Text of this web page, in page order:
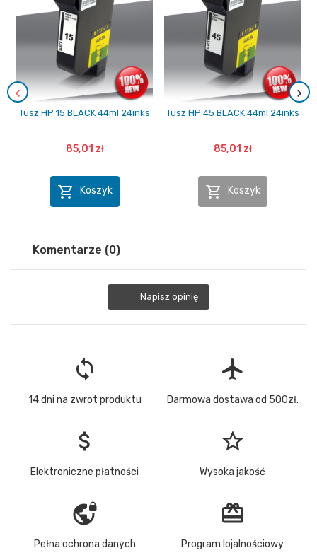
Tusz HP 15 BLACK 44ml 24inks
85,01 zł
 Koszyk
Tusz HP 45 BLACK 44ml 24inks
85,01 zł
 Koszyk
Komentarze (0)
Napisz opinię
loop
14 dni na zwrot produktu
flight
Darmowa dostawa od 500zł.
attach_money
Elektroniczne płatności
star_border
Wysoka jakość
vpn_lock
Pełna ochrona danych
redeem
Program lojalnościowy